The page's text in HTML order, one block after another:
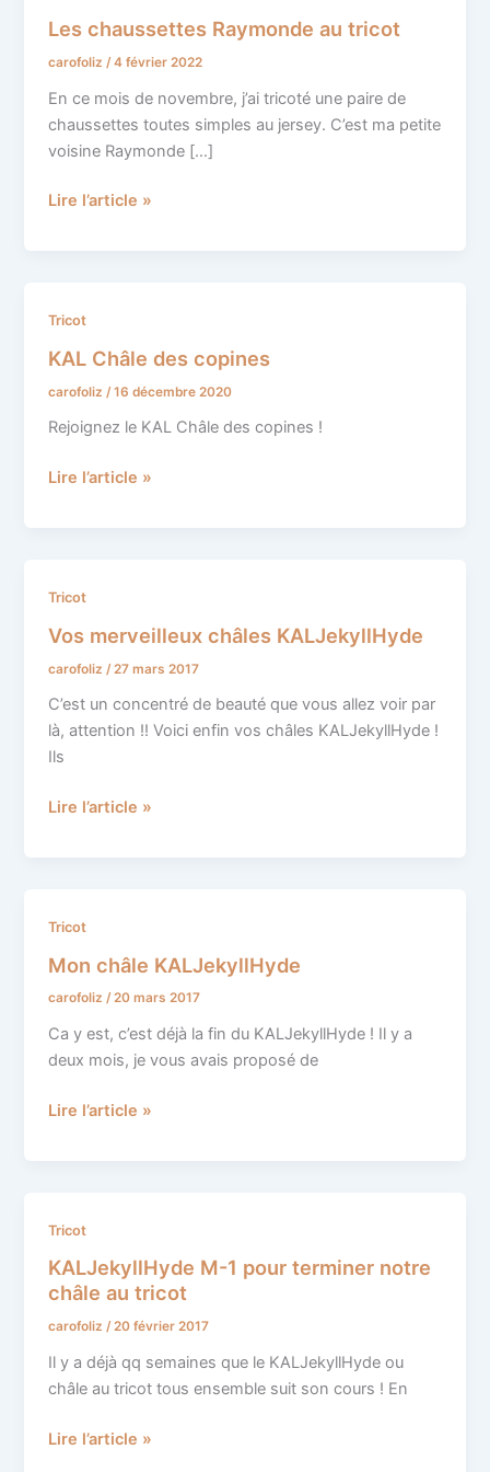
Les chaussettes Raymonde au tricot
carofoliz /4 février 2022
En ce mois de novembre, j’ai tricoté une paire de
chaussettes toutes simples au jersey. C’est ma petite
voisine Raymonde […]
Raymonde
au
tricot
Lire l’article »
Tricot
KAL Châle des copines
carofoliz /16 décembre 2020
Rejoignez le KAL Châle des copines !
KAL
des
copines
Lire l’article »
Tricot
Vos merveilleux châles KALJekyllHyde
carofoliz /27 mars 2017
C’est un concentré de beauté que vous allez voir par
là, attention !! Voici enfin vos châles KALJekyllHyde !
Ils
Vos
châles
KALJekyllHyde
Lire l’article »
Tricot
Mon châle KALJekyllHyde
carofoliz/20 mars 2017
Ca y est, c’est déjà la fin du KALJekyllHyde ! Il y a
deux mois, je vous avais proposé de
Mon
KALJekyllHyde
Lire l’article »
Tricot
KALJekyllHyde M-1 pour terminer notre
châle au tricot
carofoliz/20 février 2017
Il y a déjà qq semaines que le KALJekyllHyde ou
châle au tricot tous ensemble suit son cours ! En
KALJekyllHyde
M-
1
pour
terminer
notre
châle
tricot
Lire l’article »